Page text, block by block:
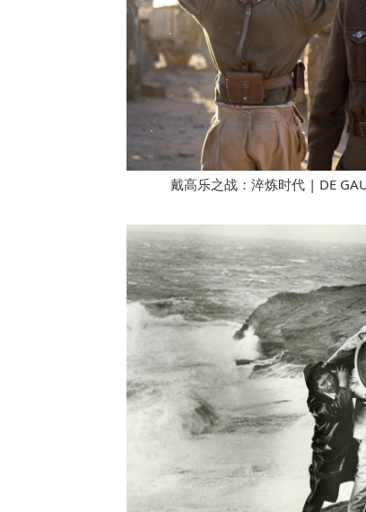
戴高乐之战：淬炼时代 | DE